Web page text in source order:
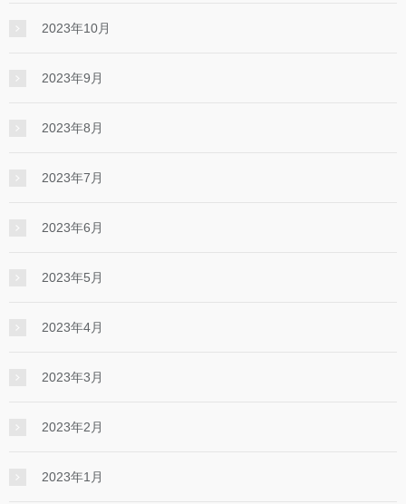
2023年10月
2023年9月
2023年8月
2023年7月
2023年6月
2023年5月
2023年4月
2023年3月
2023年2月
2023年1月